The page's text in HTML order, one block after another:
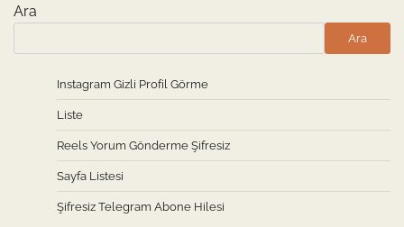
Ara
Ara
Instagram Gizli Profil Görme
Liste
Reels Yorum Gönderme Şifresiz
Sayfa Listesi
Şifresiz Telegram Abone Hilesi